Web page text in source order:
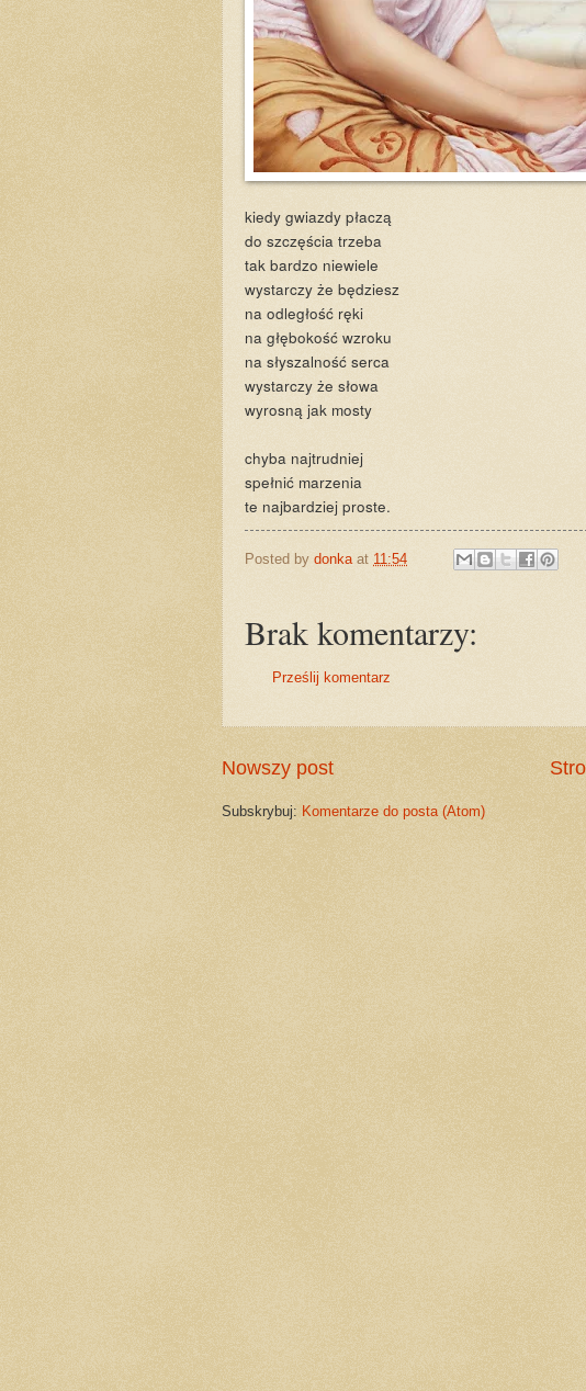
kiedy gwiazdy płaczą
do szczęścia trzeba
tak bardzo niewiele
wystarczy że będziesz
na odległość ręki
na głębokość wzroku
na słyszalność serca
wystarczy że słowa
wyrosną jak mosty
chyba najtrudniej
spełnić marzenia
te najbardziej proste.
Posted by donka at 11:54
Brak komentarzy:
Prześlij komentarz
Nowszy post
Subskrybuj: Komentarze do posta (Atom)